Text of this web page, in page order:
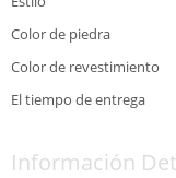
Color de piedra
Color de revestimiento
El tiempo de entrega
Información